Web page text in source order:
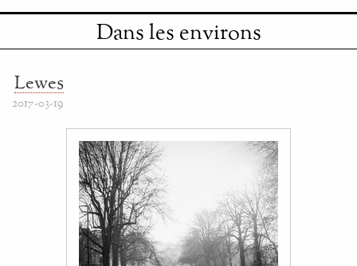
Dans les environs
Lewes
2017-03-19